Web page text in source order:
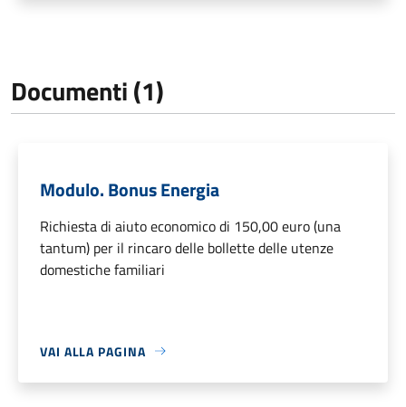
Documenti (1)
Modulo. Bonus Energia
Richiesta di aiuto economico di 150,00 euro (una
tantum) per il rincaro delle bollette delle utenze
domestiche familiari
VAI ALLA PAGINA